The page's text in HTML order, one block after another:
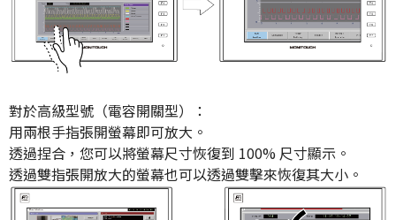
對於高級型號（電容開關型）：
用兩根手指張開螢幕即可放大。
透過捏合，您可以將螢幕尺寸恢復到 100% 尺寸顯示。
透過雙指張開放大的螢幕也可以透過雙擊來恢復其大小。